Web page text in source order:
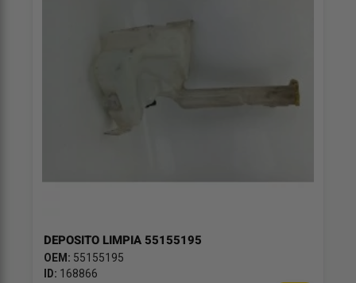
DEPOSITO LIMPIA 55155195
OEM: 55155195
ID: 168866